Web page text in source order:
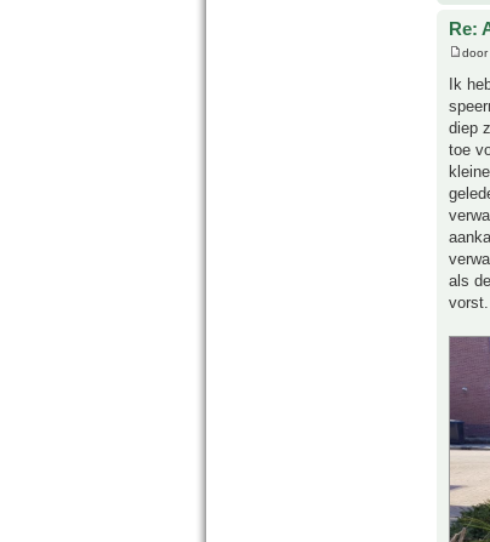
Re:
door
Ik
diep
toe
als